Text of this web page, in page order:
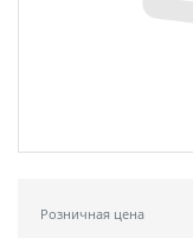
Розничная цена